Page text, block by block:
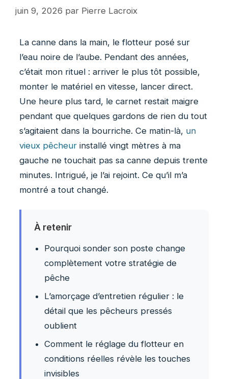
juin 9, 2026 par Pierre Lacroix
La canne dans la main, le flotteur posé sur
l’eau noire de l’aube. Pendant des années,
c’était mon rituel : arriver le plus tôt possible,
monter le matériel en vitesse, lancer direct.
Une heure plus tard, le carnet restait maigre
pendant que quelques gardons de rien du tout
s’agitaient dans la bourriche. Ce matin-là, un
vieux pêcheur installé vingt mètres à ma
gauche ne touchait pas sa canne depuis trente
minutes. Intrigué, je l’ai rejoint. Ce qu’il m’a
montré a tout changé.
À retenir
Pourquoi sonder son poste change
complètement votre stratégie de
pêche
L’amorçage d’entretien régulier : le
détail que les pêcheurs pressés
oublient
Comment le réglage du flotteur en
conditions réelles révèle les touches
invisibles